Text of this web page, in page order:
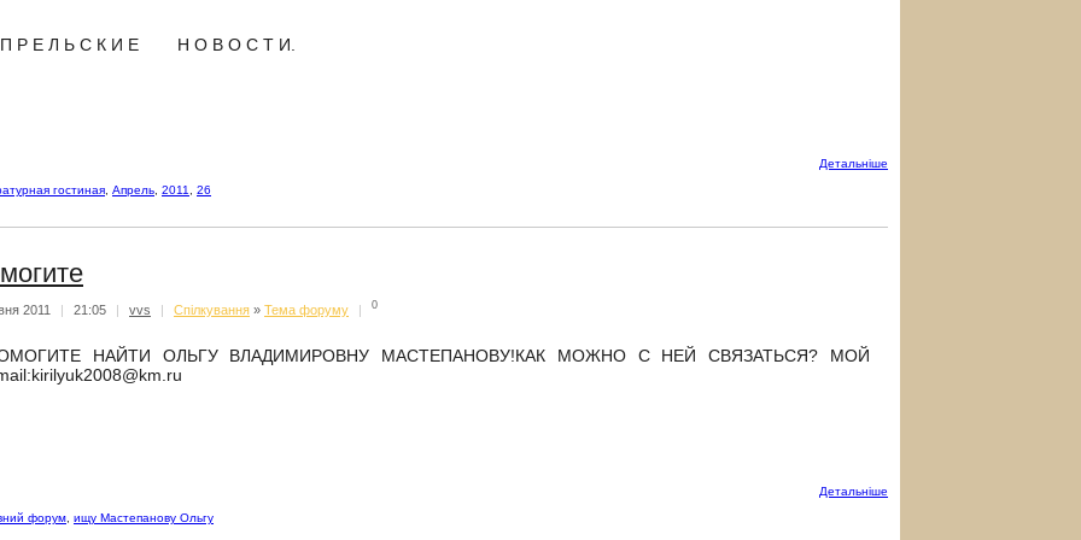
Р Е Л Ь С К И Е Н О В О С Т И.
Детальнiше
гостиная, Апрель, 2011, 26
2011 | 21:05 | vvs | Спiлкування » Тема форуму | 0
НАЙТИ ОЛЬГУ ВЛАДИМИРОВНУ МАСТЕПАНОВУ!КАК МОЖНО С НЕЙ СВЯЗАТЬСЯ? МОЙ
Детальнiше
форум ищу Мастепанову Ольгу